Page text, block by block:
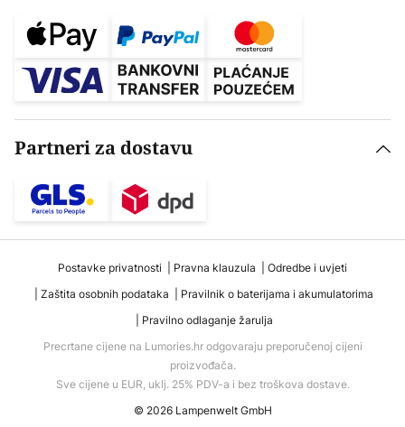
Partneri za dostavu
Postavke privatnosti Pravna klauzula
Odredbe i uvjeti
Zaštita osobnih podataka
Pravilnik o baterijama i akumulatorima
Pravilno odlaganje žarulja
Precrtane cijene na Lumories.hr odgovaraju preporučenoj cijeni
proizvođača.
Sve cijene u EUR, uklj. 25% PDV-a i bez troškova dostave.
© 2026 Lampenwelt GmbH